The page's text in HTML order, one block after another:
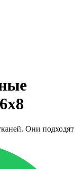
Они подходят